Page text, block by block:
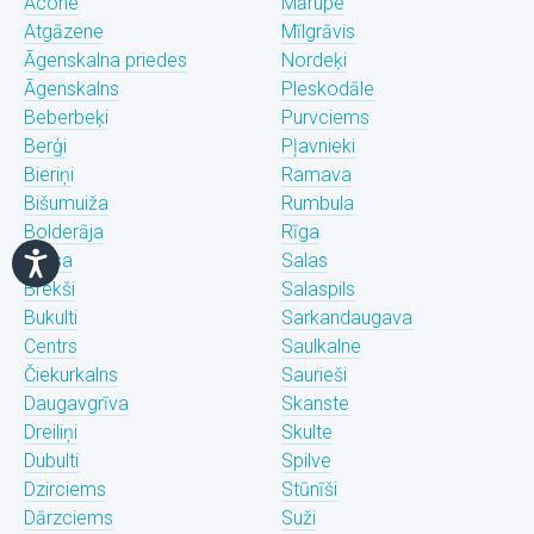
Atgāzene
Āgenskalna priedes
Āgenskalns
Beberbeķi
Berģi
Bieriņi
Bišumuiža
Bolderāja
Brasa
Brekši
Bukulti
Centrs
Čiekurkalns
Daugavgrīva
Dreiliņi
Dubulti
Dzirciems
Dārzciems
Mīlgrāvis
Nordeķi
Pleskodāle
Purvciems
Pļavnieki
Ramava
Rumbula
Rīga
Salas
Salaspils
Sarkandaugava
Saulkalne
Saurieši
Skanste
Skulte
Spilve
Stūnīši
Suži